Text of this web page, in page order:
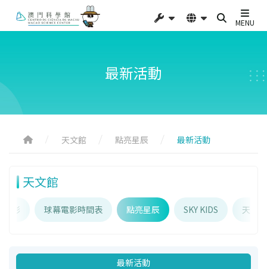
MENU
最新活動
天文館 點亮星辰 最新活動
天文館
電影 球幕電影時間表 點亮星辰 SKY KIDS 天文
最新活動